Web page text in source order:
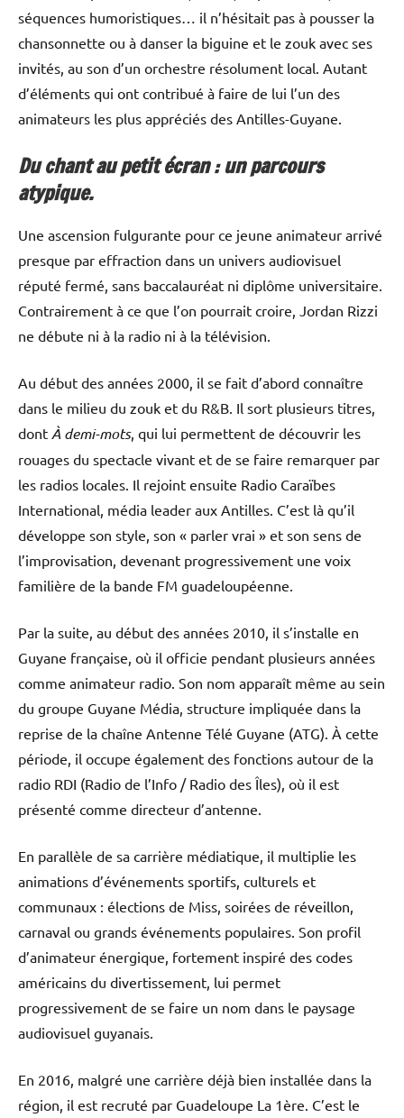
séquences humoristiques… il n’hésitait pas à pousser la
chansonnette ou à danser la biguine et le zouk avec ses
invités, au son d’un orchestre résolument local. Autant
d’éléments qui ont contribué à faire de lui l’un des
animateurs les plus appréciés des Antilles-Guyane.
Du chant au petit écran : un parcours
atypique.
Une ascension fulgurante pour ce jeune animateur arrivé
presque par effraction dans un univers audiovisuel
réputé fermé, sans baccalauréat ni diplôme universitaire.
Contrairement à ce que l’on pourrait croire, Jordan Rizzi
ne débute ni à la radio ni à la télévision.
Au début des années 2000, il se fait d’abord connaître
dans le milieu du zouk et du R&B. Il sort plusieurs titres,
dont À demi-mots, qui lui permettent de découvrir les
rouages du spectacle vivant et de se faire remarquer par
les radios locales. Il rejoint ensuite Radio Caraïbes
International, média leader aux Antilles. C’est là qu’il
développe son style, son « parler vrai » et son sens de
l’improvisation, devenant progressivement une voix
familière de la bande FM guadeloupéenne.
Par la suite, au début des années 2010, il s’installe en
Guyane française, où il officie pendant plusieurs années
comme animateur radio. Son nom apparaît même au sein
du groupe Guyane Média, structure impliquée dans la
reprise de la chaîne Antenne Télé Guyane (ATG). À cette
période, il occupe également des fonctions autour de la
radio RDI (Radio de l’Info / Radio des Îles), où il est
présenté comme directeur d’antenne.
En parallèle de sa carrière médiatique, il multiplie les
animations d’événements sportifs, culturels et
communaux : élections de Miss, soirées de réveillon,
carnaval ou grands événements populaires. Son profil
d’animateur énergique, fortement inspiré des codes
américains du divertissement, lui permet
progressivement de se faire un nom dans le paysage
audiovisuel guyanais.
En 2016, malgré une carrière déjà bien installée dans la
région, il est recruté par Guadeloupe La 1ère. C’est le